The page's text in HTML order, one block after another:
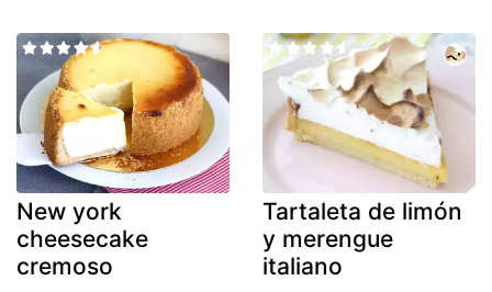
New york
cheesecake
cremoso
Tartaleta de limón
y merengue
italiano